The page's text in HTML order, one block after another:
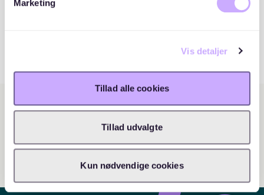
Marketing
Vis detaljer
Tillad alle cookies
Tillad udvalgte
Kun nødvendige cookies